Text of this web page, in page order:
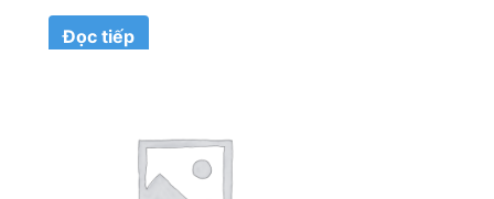
Đọc tiếp